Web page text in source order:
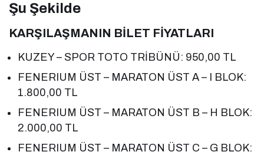
Şu Şekilde
KARŞILAŞMANIN BİLET FİYATLARI
KUZEY – SPOR TOTO TRİBÜNÜ: 950,00 TL
FENERIUM ÜST – MARATON ÜST A – I BLOK:
1.800,00 TL
FENERIUM ÜST – MARATON ÜST B – H BLOK:
2.000,00 TL
FENERIUM ÜST – MARATON ÜST C – G BLOK: